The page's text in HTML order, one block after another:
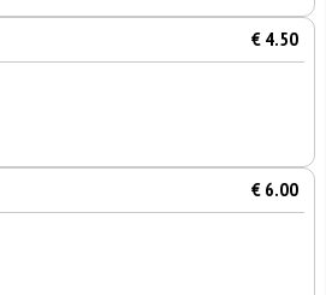
€ 4.50
€ 6.00